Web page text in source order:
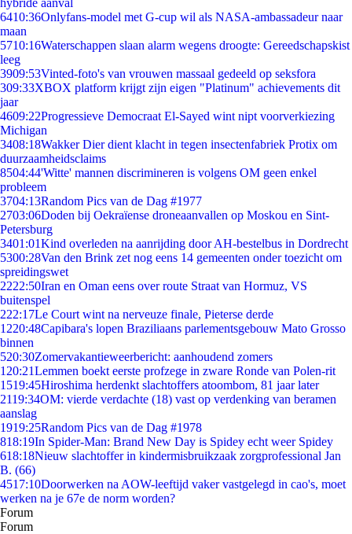
hybride aanval
6410:36Onlyfans-model met G-cup wil als NASA-ambassadeur naar
maan
5710:16Waterschappen slaan alarm wegens droogte: Gereedschapskist
leeg
3909:53Vinted-foto's van vrouwen massaal gedeeld op seksfora
309:33XBOX platform krijgt zijn eigen "Platinum" achievements dit
jaar
4609:22Progressieve Democraat El-Sayed wint nipt voorverkiezing
Michigan
3408:18Wakker Dier dient klacht in tegen insectenfabriek Protix om
duurzaamheidsclaims
8504:44'Witte' mannen discrimineren is volgens OM geen enkel
probleem
3704:13Random Pics van de Dag #1977
2703:06Doden bij Oekraïense droneaanvallen op Moskou en Sint-
Petersburg
3401:01Kind overleden na aanrijding door AH-bestelbus in Dordrecht
5300:28Van den Brink zet nog eens 14 gemeenten onder toezicht om
spreidingswet
2222:50Iran en Oman eens over route Straat van Hormuz, VS
buitenspel
222:17Le Court wint na nerveuze finale, Pieterse derde
1220:48Capibara's lopen Braziliaans parlementsgebouw Mato Grosso
binnen
520:30Zomervakantieweerbericht: aanhoudend zomers
1 20:21Lemmen boekt eerste profzege in zware Ronde van Polen-rit
1519:45Hiroshima herdenkt slachtoffers atoombom, 81 jaar later
2119:34OM: vierde verdachte (18) vast op verdenking van beramen
aanslag
1919:25Random Pics van de Dag #1978
818:19In Spider-Man: Brand New Day is Spidey echt weer Spidey
618:18Nieuw slachtoffer in kindermisbruikzaak zorgprofessional Jan
B. (66)
4517:10Doorwerken na AOW-leeftijd vaker vastgelegd in cao's, moet
werken na je 67e de norm worden?
Forum
Forum